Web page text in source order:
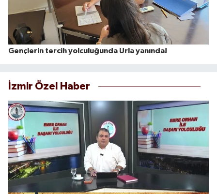
Gençlerin tercih yolculuğunda Urla yanında!
İzmir Özel Haber